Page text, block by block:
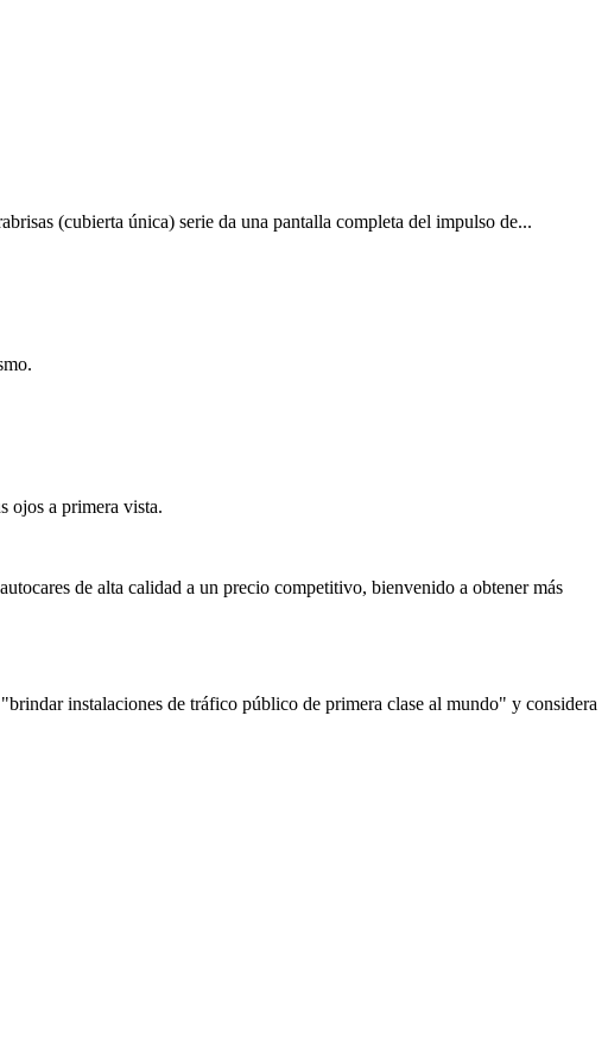
(cubierta única) serie da una pantalla completa del impulso de...
ojos a primera vista.
de alta calidad a un precio competitivo, bienvenido a obtener más
instalaciones de tráfico público de primera clase al mundo" y considera